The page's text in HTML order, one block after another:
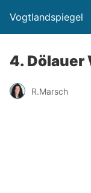
Vogtlandspiegel
4.
R.Marsch